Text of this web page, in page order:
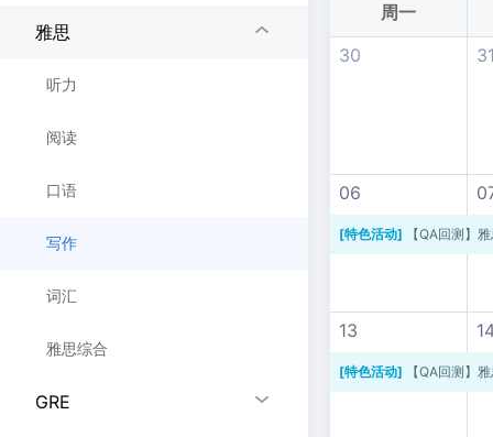
雅思
听力
阅读
口语
写作
词汇
雅思综合
GRE
周一
30
06
[特色活动] 【QA回测】
13
[特色活动] 【QA回测】